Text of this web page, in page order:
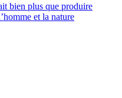
bien plus que produire
et la nature